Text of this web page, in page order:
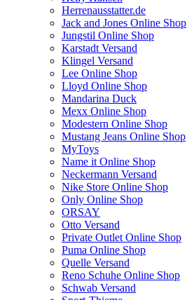
Herrenausstatter.de
Jack and Jones Online Shop
Jungstil Online Shop
Karstadt Versand
Klingel Versand
Lee Online Shop
Lloyd Online Shop
Mandarina Duck
Mexx Online Shop
Modestern Online Shop
Mustang Jeans Online Shop
MyToys
Name it Online Shop
Neckermann Versand
Nike Store Online Shop
Only Online Shop
ORSAY
Otto Versand
Private Outlet Online Shop
Puma Online Shop
Quelle Versand
Reno Schuhe Online Shop
Schwab Versand